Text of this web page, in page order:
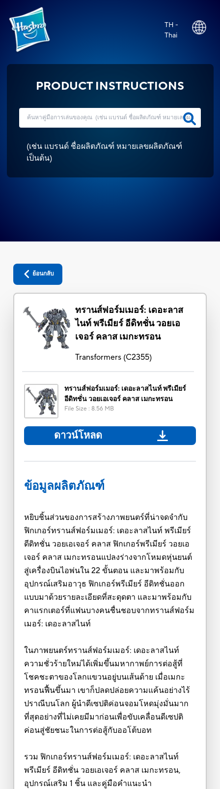
TH -
Thai
PRODUCT INSTRUCTIONS
(เช่น แบรนด์ ชื่อผลิตภัณฑ์ หมายเลขผลิตภัณฑ์
เป็นต้น)
ย้อนกลับ
ทรานส์ฟอร์มเมอร์: เดอะลาส
ไนท์ พรีเมียร์ อีดิทชั่น วอยเอ
เจอร์ คลาส เมกะทรอน
Transformers(C2355)
ทรานส์ฟอร์มเมอร์: เดอะลาสไนท์ พรีเมียร์
อีดิทชั่น วอยเอเจอร์ คลาส เมกะทรอน
File Size : 8.56 MB
ดาวน์โหลด
ข้อมูลผลิตภัณฑ์
หยิบชิ้นส่วนของการสร้างภาพยนตร์ที่น่าจดจำกับ
ฟิกเกอร์ทรานส์ฟอร์มเมอร์: เดอะลาสไนท์ พรีเมียร์
ดีดิทชั่น วอยเอเจอร์ คลาส ฟิกเกอร์พรีเมียร์ วอยเอ
เจอร์ คลาส เมกะทรอนแปลงร่างจากโหมดหุ่นยนต์
สู่เครื่องบินไอพ่นใน 22 ขั้นตอน และมาพร้อมกับ
อุปกรณ์เสริมอาวุธ ฟิกเกอร์พรีเมียร์ อีดิทชั่นออก
แบบมาด้วยรายละเอียดที่สะดุดตา และมาพร้อมกับ
คาแรกเตอร์ที่แฟนบางคนชื่นชอบจากทรานส์ฟอร์ม
เมอร์: เดอะลาสไนท์
ในภาพยนตร์ทรานส์ฟอร์มเมอร์: เดอะลาสไนท์
ความชั่วร้ายใหม่ได้เพิ่มขึ้นมหากาพย์การต่อสู้ที่
โชคชะตาของโลกแขวนอยู่บนเส้นด้าย เมื่อเมกะ
ทรอนฟื้นขึ้นมา เขาก็ปลดปล่อยความแค้นอย่างไร้
ปราณีบนโลก ผู้นำดีเซปติค่อนจอมโหดมุ่งมั่นมาก
ที่สุดอย่างที่ไม่เคยมีมาก่อนเพื่อขับเคลื่อนดีเซปติ
ค่อนสู่ชัยชนะในการต่อสู้กับออโต้บอท
รวม ฟิกเกอร์ทรานส์ฟอร์มเมอร์: เดอะลาสไนท์
พรีเมียร์ อีดิทชั่น วอยเอเจอร์ คลาส เมกะทรอน,
อุปกรณ์เสริม 1 ชิ้น และคู่มือคำแนะนำ